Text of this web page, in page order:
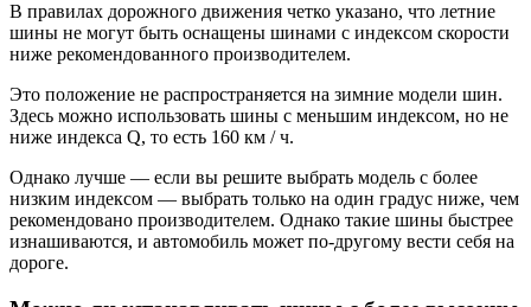
В правилах дорожного движения четко указано, что летние
шины не могут быть оснащены шинами с индексом скорости
ниже рекомендованного производителем.
Это положение не распространяется на зимние модели шин.
Здесь можно использовать шины с меньшим индексом, но не
ниже индекса Q, то есть 160 км / ч.
Однако лучше — если вы решите выбрать модель с более
низким индексом — выбрать только на один градус ниже, чем
рекомендовано производителем. Однако такие шины быстрее
изнашиваются, и автомобиль может по-другому вести себя на
дороге.